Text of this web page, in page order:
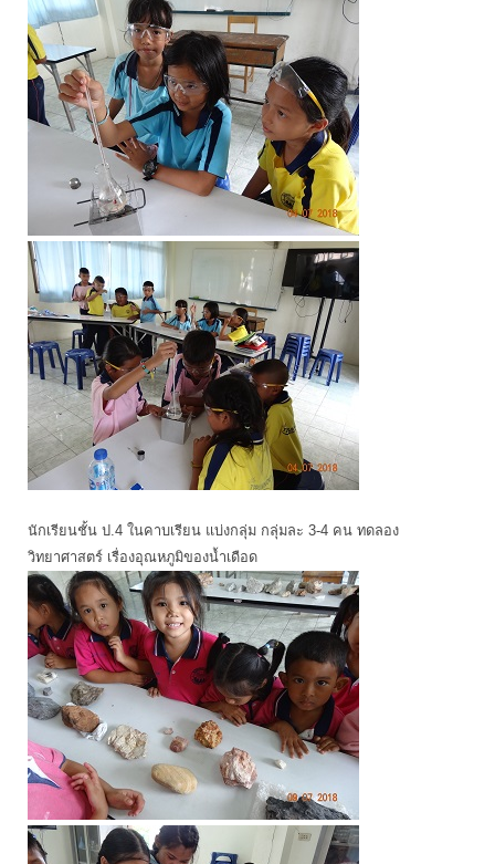
นักเรียนชั้น ป.4 ในคาบเรียน แบ่งกลุ่ม กลุ่มละ 3-4 คน ทดลอง
วิทยาศาสตร์ เรื่องอุณหภูมิของน้ำเดือด